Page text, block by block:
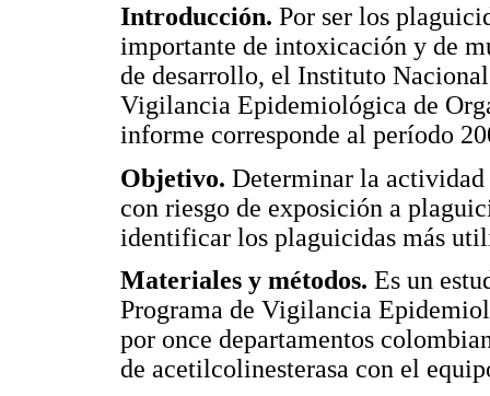
Introducción. Por ser los
importante de intoxicación y de
de desarrollo, el Instituto
Vigilancia Epidemiológica de
informe corresponde al período
Objetivo. Determinar la actividad
con riesgo de exposición a
identificar los plaguicidas más
Materiales y métodos. Es un
Programa de Vigilancia
por once departamentos
de acetilcolinesterasa con el